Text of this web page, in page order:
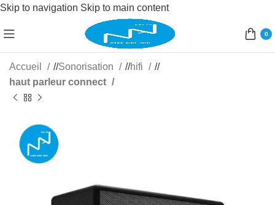
Skip to navigation Skip to main content
0
Accueil / Sonorisation / hifi
/
haut parleur connect